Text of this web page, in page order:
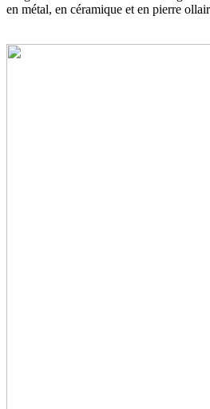
en métal, en céramique et en pierre